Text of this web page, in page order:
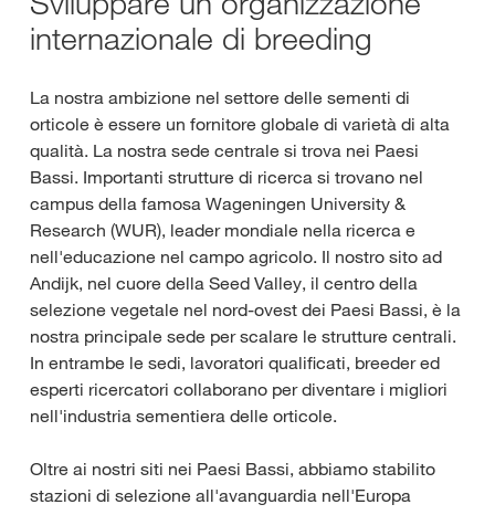
internazionale di breeding
La nostra ambizione nel settore delle sementi di
orticole è essere un fornitore globale di varietà di alta
qualità. La nostra sede centrale si trova nei Paesi
Bassi. Importanti strutture di ricerca si trovano nel
campus della famosa Wageningen University &
Research (WUR), leader mondiale nella ricerca e
nell'educazione nel campo agricolo. Il nostro sito ad
Andijk, nel cuore della Seed Valley, il centro della
selezione vegetale nel nord-ovest dei Paesi Bassi, è la
nostra principale sede per scalare le strutture centrali.
In entrambe le sedi, lavoratori qualificati, breeder ed
esperti ricercatori collaborano per diventare i migliori
nell'industria sementiera delle orticole.
Oltre ai nostri siti nei Paesi Bassi, abbiamo stabilito
stazioni di selezione all'avanguardia nell'Europa